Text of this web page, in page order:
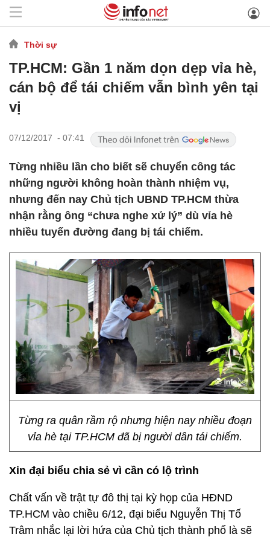
Thời sự
TP.HCM: Gần 1 năm dọn dẹp vỉa hè,
cán bộ để tái chiếm vẫn bình yên tại
vị
07/12/2017 - 07:41
Từng nhiều lần cho biết sẽ chuyển công tác
những người không hoàn thành nhiệm vụ,
nhưng đến nay Chủ tịch UBND TP.HCM thừa
nhận rằng ông “chưa nghe xử lý” dù vỉa hè
nhiều tuyến đường đang bị tái chiếm.
Từng ra quân rầm rộ nhưng hiện nay nhiều đoạn
vỉa hè tại TP.HCM đã bị người dân tái chiếm.
Xin đại biểu chia sẻ vì cần có lộ trình
Chất vấn về trật tự đô thị tại kỳ họp của HĐND
TP.HCM vào chiều 6/12, đại biểu Nguyễn Thị Tố
Trâm nhắc lại lời hứa của Chủ tịch thành phố là sẽ